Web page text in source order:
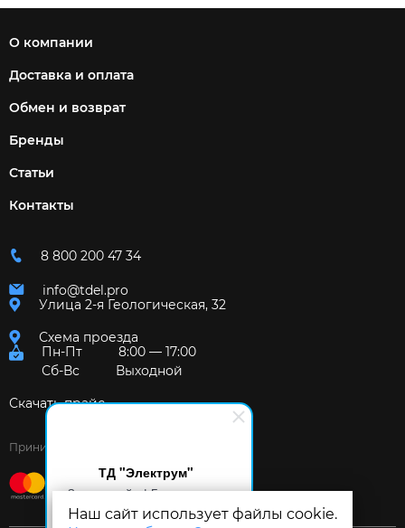
ТД "Электрум"
Здравствуйте! Готов помочь
вам. Напишите мне, если у
Наш сайт использует файлы cookie.
О компании
Доставка и оплата
Обмен и возврат
Бренды
Статьи
Контакты
8 800 200 47 34
info@tdel.pro
Улица 2-я Геологическая, 32
Схема проезда
Пн-Пт
8:00 — 17:00
Сб-Вс
Выходной
Скачать прайс
Принимаем к оплате: